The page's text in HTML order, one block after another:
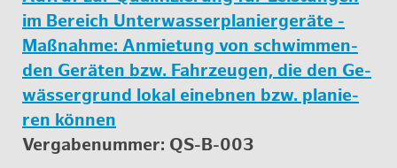
im Be­reich Un­ter­was­ser­pla­nier­ge­rä­te -
Maß­nah­me: An­mie­tung von schwim­men­
den Ge­rä­ten bzw. Fahr­zeu­gen, die den Ge­
wäs­ser­grund lokal ein­eb­nen bzw. pla­nie­
ren kön­nen
Ver­ga­be­num­mer: QS-B-003